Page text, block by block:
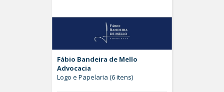
Fábio Bandeira de Mello
Advocacia
Logo e Papelaria (6 itens)